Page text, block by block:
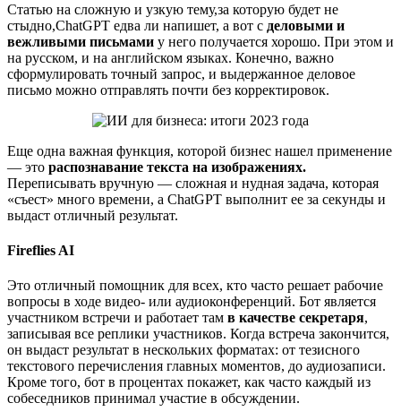
Статью на сложную и узкую тему,за которую будет не
стыдно,ChatGPT едва ли напишет, а вот с деловыми и
вежливыми письмами у него получается хорошо. При этом и
на русском, и на английском языках. Конечно, важно
сформулировать точный запрос, и выдержанное деловое
письмо можно отправлять почти без корректировок.
Еще одна важная функция, которой бизнес нашел применение
— это распознавание текста на изображениях.
Переписывать вручную — сложная и нудная задача, которая
«съест» много времени, а ChatGPT выполнит ее за секунды и
выдаст отличный результат.
Fireflies AI
Это отличный помощник для всех, кто часто решает рабочие
вопросы в ходе видео- или аудиоконференций. Бот является
участником встречи и работает там в качестве секретаря,
записывая все реплики участников. Когда встреча закончится,
он выдаст результат в нескольких форматах: от тезисного
текстового перечисления главных моментов, до аудиозаписи.
Кроме того, бот в процентах покажет, как часто каждый из
собеседников принимал участие в обсуждении.